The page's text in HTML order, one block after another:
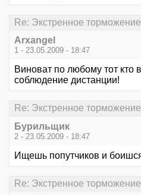
Re: Экстренное
Arxangel
1 - 23.05.2009 - 18:47
Виноват по любому тот кто
соблюдение дистанции!
Re: Экстренное
Бурильщик
2 - 23.05.2009 - 18:47
Ищешь попутчиков и
Re: Экстренное